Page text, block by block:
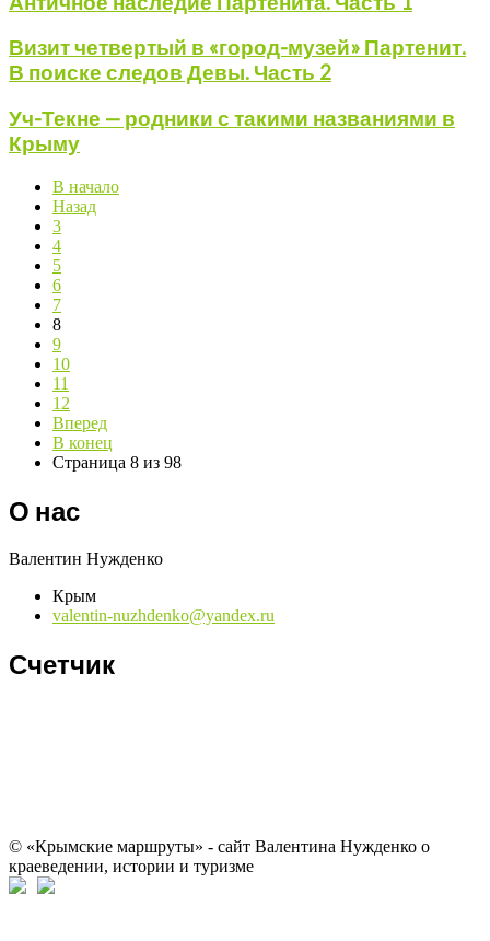
Визит четвертый в «город-музей» Партенит.
В поиске следов Девы. Часть 2
Уч-Текне — родники с такими названиями в
Крыму
В начало
Назад
3
4
5
6
7
8
9
10
11
12
Вперед
В конец
Страница 8 из 98
О нас
Валентин Нужденко
Крым
valentin-nuzhdenko@yandex.ru
Счетчик
© «Крымские маршруты» - сайт Валентина Нужденко о
краеведении, истории и туризме